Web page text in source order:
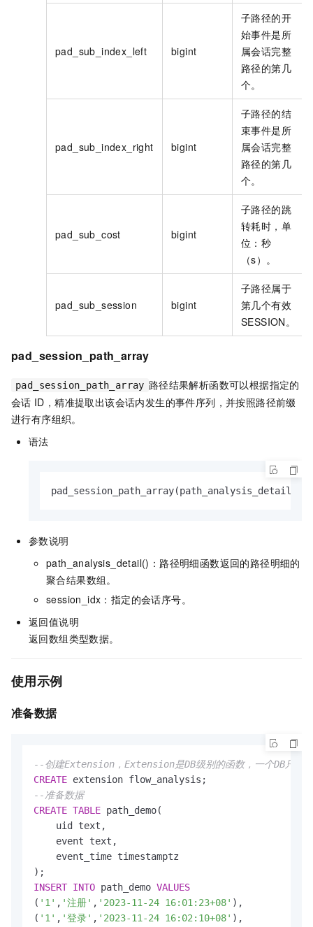
pad_sub_index_left bigint
子路径的开
始事件是所
属会话完整
路径的第几
个。
pad_sub_index_right bigint
子路径的结
束事件是所
属会话完整
路径的第几
个。
pad_sub_cost bigint
子路径的跳
转耗时，单
位：秒
（s）。
pad_sub_session bigint
子路径属于
第几个有效
SESSION。
pad_session_path_array
pad_session_path_array 路径结果解析函数可以根据指定的
会话 ID，精准提取出该会话内发生的事件序列，并按照路径前缀
进行有序组织。
语法
参数说明
path_analysis_detail()：路径明细函数返回的路径明细的
聚合结果数组。
session_idx：指定的会话序号。
返回值说明
返回数组类型数据。
使用示例
准备数据
--创建Extension，Extension是DB级别的函数，一个DB只需
CREATE
--准备数据
CREATE TABLE path_demo(
    uid text,
    event text,
    event_time timestamptz
INSERT INTO path_demo VALUES
( '1' , '注册' , '2023-11-24 16:01:23+08' ),
( '1' , '登录' , '2023-11-24 16:02:10+08' ),